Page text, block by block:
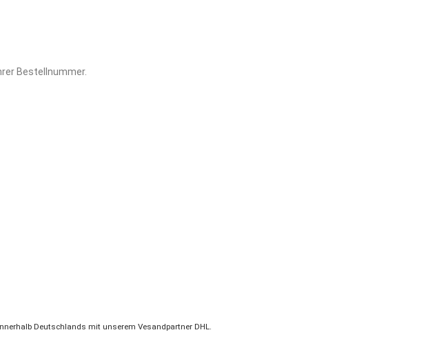
Bestellnummer.
Deutschlands mit unserem Vesandpartner DHL.